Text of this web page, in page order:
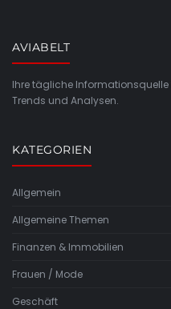
AVIABELT
Ihre tägliche
Trends und Analysen.
KATEGORIEN
Allgemein
Allgemeine Themen
Finanzen & Immobilien
Frauen / Mode
Geschäft